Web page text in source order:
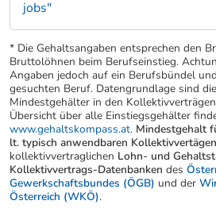
jobs"
* Die Gehaltsangaben entsprechen den
Bruttolöhnen beim Berufseinstieg.
Angaben jedoch auf ein Berufsbündel
gesuchten Beruf. Datengrundlage sind
Mindestgehälter in den
Übersicht über alle Einstiegsgehälter
www.gehaltskompass.at. Mindestgehalt
lt. typisch anwendbaren
kollektivvertraglichen Lohn- und
Kollektivvertrags-Datenbanken des
Gewerkschaftsbundes (ÖGB) und der
Österreich (WKÖ).